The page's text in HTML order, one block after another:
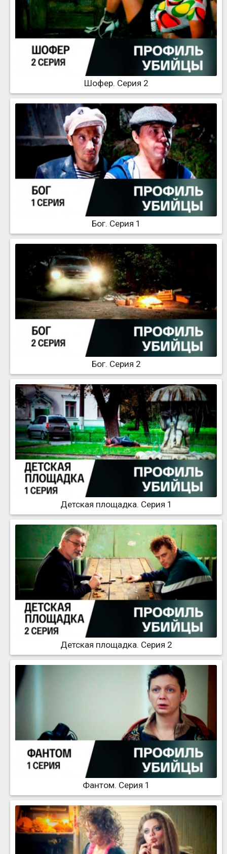
Шофер. Серия 2
Бог. Серия 1
Бог. Серия 2
Детская площадка. Серия 1
Детская площадка. Серия 2
Фантом. Серия 1